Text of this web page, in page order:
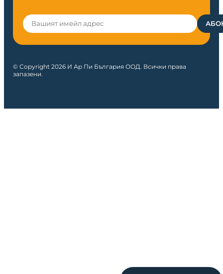
© Copyright 2026 И Ар Пи България ООД. Всички права
запазени.